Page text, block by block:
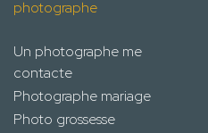
photographe
Un photographe me
contacte
Photographe mariage
Photo grossesse